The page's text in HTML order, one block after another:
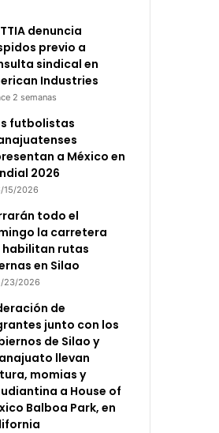
denuncia
previo a
sindical en
Industries
2 semanas
futbolistas
a México en
2026
15/2026
todo el
la carretera
habilitan rutas
en Silao
23/2026
de
junto con los
de Silao y
llevan
momias y
a House of
Balboa Park, en